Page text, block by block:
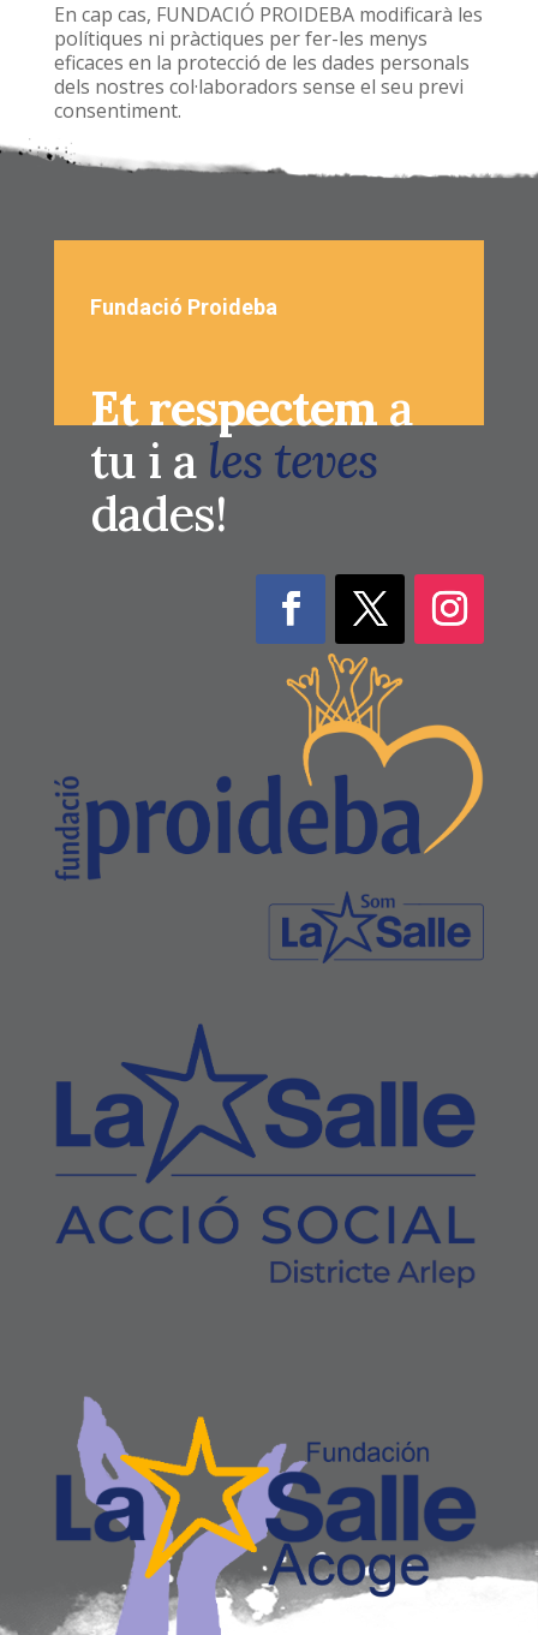
En cap cas, FUNDACIÓ PROIDEBA modificarà les
polítiques ni pràctiques per fer-les menys
eficaces en la protecció de les dades personals
dels nostres col·laboradors sense el seu previ
consentiment.
Fundació Proideba
Et respectema
tu i ales teves
dades!